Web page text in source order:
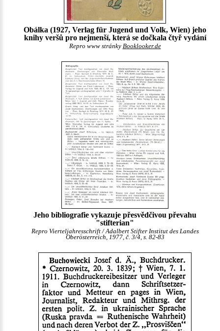
Obálka (1927, Verlag für Jugend und Volk, Wien) jeho
knihy veršů pro nejmenší, která se dočkala čtyř vydání
Repro www stránky Booklooker.de
Jeho bibliografie vykazuje přesvědčivou převahu
"stifterian"
Repro Vierteljahresschrift / Adalbert Stifter Institut des Landes
Oberösterreich, 1977, č. 3/4, s. 82-83